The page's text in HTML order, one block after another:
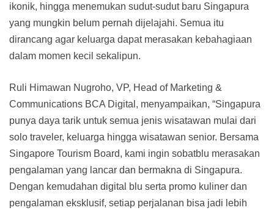
ikonik, hingga menemukan sudut-sudut baru Singapura
yang mungkin belum pernah dijelajahi. Semua itu
dirancang agar keluarga dapat merasakan kebahagiaan
dalam momen kecil sekalipun.
Ruli Himawan Nugroho, VP, Head of Marketing &
Communications BCA Digital, menyampaikan, “Singapura
punya daya tarik untuk semua jenis wisatawan mulai dari
solo traveler, keluarga hingga wisatawan senior. Bersama
Singapore Tourism Board, kami ingin sobatblu merasakan
pengalaman yang lancar dan bermakna di Singapura.
Dengan kemudahan digital blu serta promo kuliner dan
pengalaman eksklusif, setiap perjalanan bisa jadi lebih